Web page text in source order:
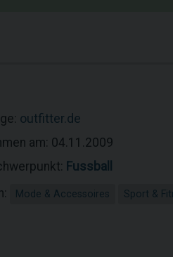
outfitter.de
am: 04.11.2009
Fussball
Mode & Accessoires Sport &